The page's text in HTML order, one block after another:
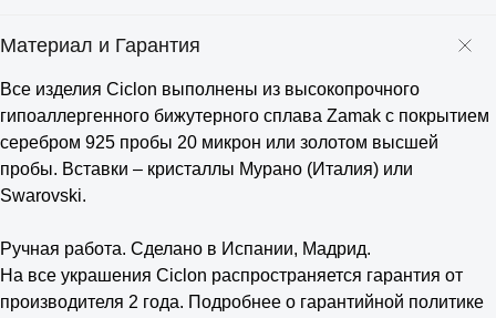
Материал и Гарантия
Все изделия Ciclon выполнены из высокопрочного
гипоаллергенного бижутерного сплава Zamak с покрытием
серебром 925 пробы 20 микрон или золотом высшей
пробы. Вставки – кристаллы Мурано (Италия) или
Swarovski.
Ручная работа. Сделано в Испании, Мадрид.
На все украшения Ciclon распространяется гарантия от
производителя 2 года. Подробнее о гарантийной политике